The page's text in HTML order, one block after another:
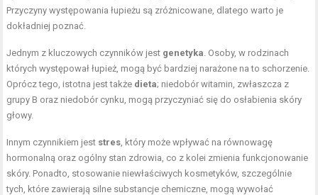
Przyczyny występowania łupieżu są zróżnicowane, dlatego warto je
dokładniej poznać.
Jednym z kluczowych czynników jest genetyka . Osoby, w rodzinach
których występował łupież, mogą być bardziej narażone na to schorzenie.
Oprócz tego, istotna jest także dieta; niedobór witamin, zwłaszcza z
grupy B oraz niedobór cynku, mogą przyczyniać się do osłabienia skóry
głowy.
Innym czynnikiem jest stres , który może wpływać na równowagę
hormonalną oraz ogólny stan zdrowia, co z kolei zmienia funkcjonowanie
skóry. Ponadto, stosowanie niewłaściwych kosmetyków, szczególnie
tych, które zawierają silne substancje chemiczne, mogą wywołać